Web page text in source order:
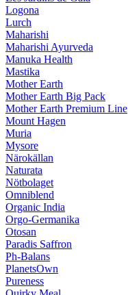
Logona
Lurch
Maharishi
Maharishi Ayurveda
Manuka Health
Mastika
Mother Earth
Mother Earth Big Pack
Mother Earth Premium Line
Mount Hagen
Muria
Mysore
Närokällan
Naturata
Nötbolaget
Omniblend
Organic India
Orgo-Germanika
Otosan
Paradis Saffron
Ph-Balans
PlanetsOwn
Pureness